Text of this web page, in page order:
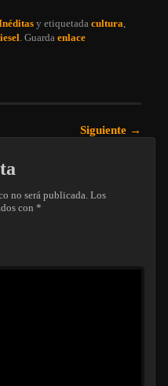
y etiquetadacultura,
. Guardaenlace
Siguiente →
no será publicada. Los
con*